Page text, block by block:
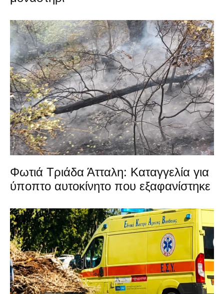
Φωτιά Τριάδα Άτταλη: Καταγγελία για
ύποπτο αυτοκίνητο που εξαφανίστηκε